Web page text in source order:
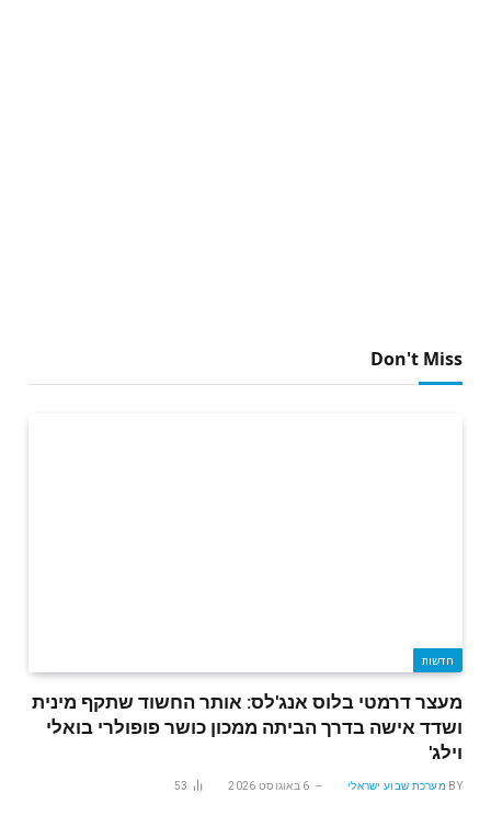
Don't Miss
חדשות
מעצר דרמטי בלוס אנג'לס: אותר החשוד שתקף מינית
ושדד אישה בדרך הביתה ממכון כושר פופולרי בואלי
וילג'
BY מערכת שבוע ישראלי 6 באוגוסט 2026 53